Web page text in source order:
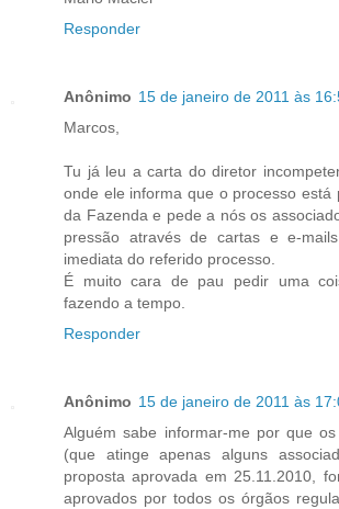
Responder
Anônimo 15 de janeiro de 2011 às
Marcos,
Tu já leu a carta do diretor
onde ele informa que o processo está
da Fazenda e pede a nós os
pressão através de cartas e e-
imediata do referido processo.
É muito cara de pau pedir uma
fazendo a tempo.
Responder
Anônimo 15 de janeiro de 2011 às
Alguém sabe informar-me por que
(que atinge apenas alguns
proposta aprovada em 25.11.2010,
aprovados por todos os órgãos